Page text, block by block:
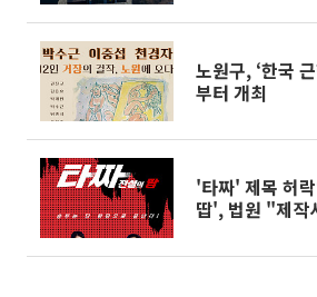
노원구, ‘한국
부터 개최
'타짜' 제목 허
땁', 법원 "제작